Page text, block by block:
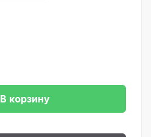
В корзину